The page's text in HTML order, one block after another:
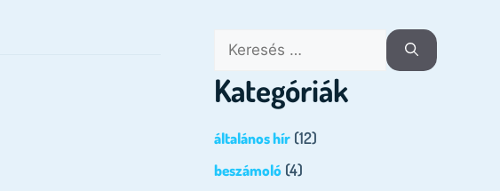
Kategóriák
általános hír (12)
beszámoló (4)